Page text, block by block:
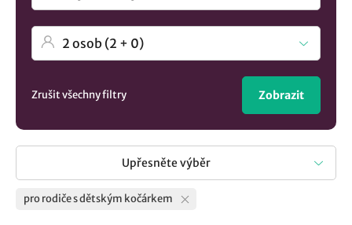
Zrušit všechny filtry Zobrazit
Upřesněte výběr
pro rodiče s dětským kočárkem